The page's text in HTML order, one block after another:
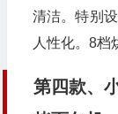
清洁。特别
人性化。8档
第四款、